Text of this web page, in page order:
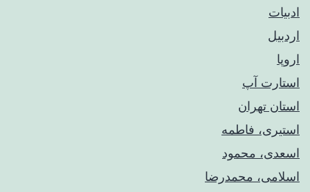
ادبیات
اردبیل
اروپا
استارت آپ
استان تهران
استیری، فاطمه
اسعدی، محمود
اسلامی، محمدرضا